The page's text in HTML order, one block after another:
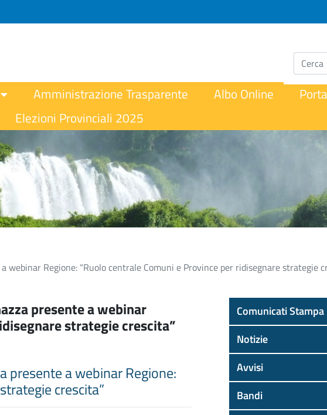
Amministrazione Trasparente Albo Online
Elezioni Provinciali 2025
Regione: “Ruolo centrale Comuni e Province per ridisegnare strategie
presente a webinar
strategie crescita”
presente a webinar Regione:
crescita”
Comunicati Stampa
Notizie
Avvisi
Bandi